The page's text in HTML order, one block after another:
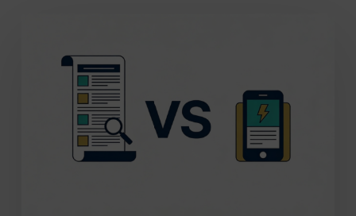
Shortform-